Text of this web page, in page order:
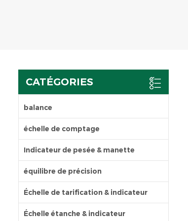
CATÉGORIES
balance
échelle de comptage
Indicateur de pesée & manette
équilibre de précision
Échelle de tarification & indicateur
Échelle étanche & indicateur